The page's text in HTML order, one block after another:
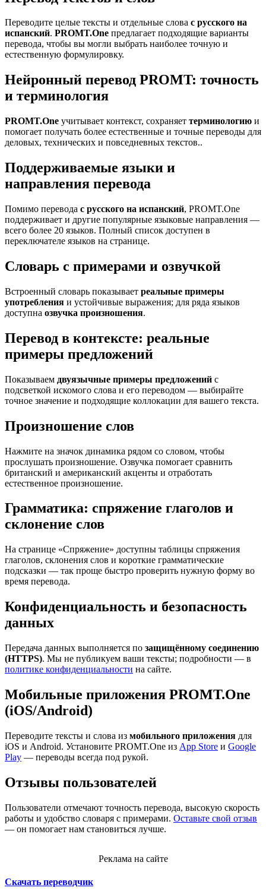
Переводите целые тексты и отдельные слова с русского на
испанский. PROMT.One предлагает подходящие варианты
перевода, чтобы вы могли выбрать наиболее точную и
естественную формулировку.
Нейронный перевод PROMT: точность
и терминология
PROMT.One учитывает контекст, сохраняет терминологию и
помогает получать более естественные и точные переводы для
деловых, технических и повседневных текстов..
Поддерживаемые языки и
направления перевода
Помимо перевода с русского на испанский, PROMT.One
поддерживает и другие популярные языковые направления —
всего более 20 языков. Полный список доступен в
переключателе языков на странице.
Словарь с примерами и озвучкой
Встроенный словарь показывает реальные примеры
употребления и устойчивые выражения; для ряда языков
доступна озвучка произношения.
Перевод в контексте: реальные
примеры предложений
Показываем двуязычные примеры предложений с
подсветкой искомого слова и его переводом — выбирайте
точное значение и подходящие коллокации для вашего текста.
Произношение слов
Нажмите на значок динамика рядом со словом, чтобы
прослушать произношение. Озвучка помогает сравнить
британский и американский акценты и отработать
естественное произношение.
Грамматика: спряжение глаголов и
склонение слов
На странице «Спряжение» доступны таблицы спряжения
глаголов, склонения слов и короткие грамматические
подсказки — так проще быстро проверить нужную форму во
время перевода.
Конфиденциальность и безопасность
данных
Передача данных выполняется по защищённому соединению
(HTTPS). Мы не публикуем ваши тексты; подробности — в
политике конфиденциальности на сайте.
Мобильные приложения PROMT.One
(iOS/Android)
Переводите тексты и слова из мобильного приложения для
iOS и Android. Установите PROMT.One из App Store и Google
Play — переводы всегда под рукой.
Отзывы пользователей
Пользователи отмечают точность перевода, высокую скорость
работы и удобство словаря с примерами. Оставьте свой отзыв
— он помогает нам становиться лучше.
Реклама на сайте
Скачать переводчик